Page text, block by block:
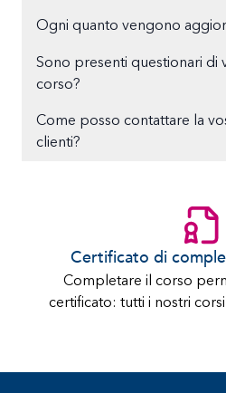
Ogni quanto vengono
Sono presenti questionari di
corso?
Come posso contattare la
clienti?
Certificato di
Completare il corso
certificato: tutti i nostri